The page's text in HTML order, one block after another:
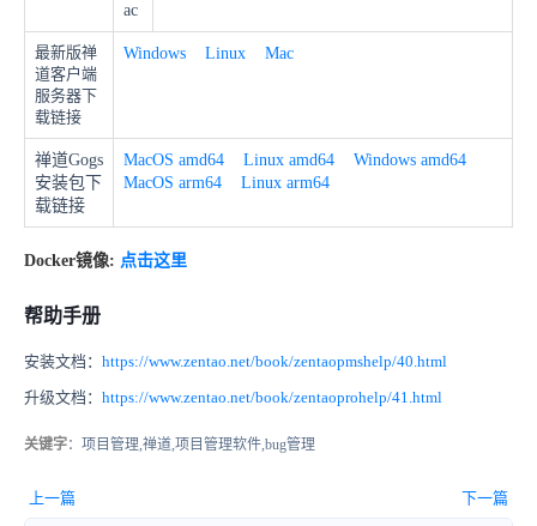
ac
最新版禅
道客户端
服务器下
载链接
Windows Linux Mac
禅道Gogs
安装包下
载链接
MacOS amd64 Linux amd64
Windows amd64
MacOS arm64
Linux arm64
Docker镜像: 点击这里
帮助手册
安装文档： https://www.zentao.net/book/zentaopmshelp/40.html
升级文档： https://www.zentao.net/book/zentaoprohelp/41.html
关键字：项目管理,禅道,项目管理软件,bug管理
上一篇 下一篇